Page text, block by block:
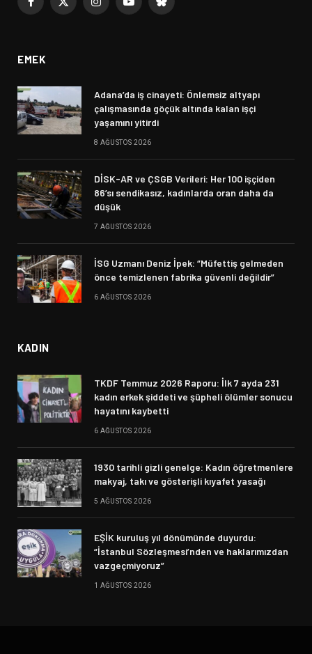
Facebook
X
InstagramYouTubeBluesky
EMEK
Adana’da iş cinayeti: Önlemsiz altyapı
çalışmasında göçük altında kalan işçi
yaşamını yitirdi
8 AĞUSTOS 2026
DİSK-AR ve ÇSGB Verileri: Her 100 işçiden
86’sı sendikasız, kadınlarda oran daha da
düşük
7 AĞUSTOS 2026
İSG Uzmanı Deniz İpek: “Müfettiş gelmeden
önce temizlenen fabrika güvenli değildir”
6 AĞUSTOS 2026
KADIN
TKDF Temmuz 2026 Raporu: İlk 7 ayda 231
kadın erkek şiddeti ve şüpheli ölümler sonucu
hayatını kaybetti
6 AĞUSTOS 2026
1930 tarihli gizli genelge: Kadın öğretmenlere
makyaj, takı ve gösterişli kıyafet yasağı
5 AĞUSTOS 2026
EŞİK kuruluş yıl dönümünde duyurdu:
“İstanbul Sözleşmesi’nden ve haklarımızdan
vazgeçmiyoruz”
1 AĞUSTOS 2026